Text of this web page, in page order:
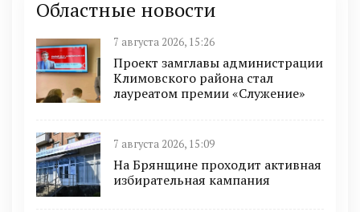
Областные новости
7 августа 2026, 15:26
Проект замглавы администрации
Климовского района стал
лауреатом премии «Служение»
7 августа 2026, 15:09
На Брянщине проходит активная
избирательная кампания